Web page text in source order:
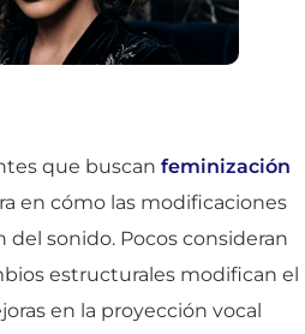
que buscan feminización
en cómo las modificaciones
del sonido. Pocos consideran
estructurales modifican el
en la proyección vocal